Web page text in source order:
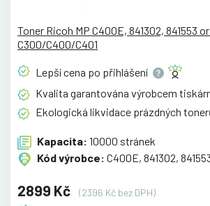
Toner Ricoh MP C400E, 841302, 841553
C300/C400/C401
Lepší cena po přihlášení
Kvalita garantována výrobcem
Ekologická likvidace prázdných
Kapacita: 10000 stránek
Kód výrobce: C400E, 841302,
2899 Kč
(2396 Kč bez DPH)